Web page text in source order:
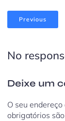
Previous
No
Deixe um
O seu
obrigatórios